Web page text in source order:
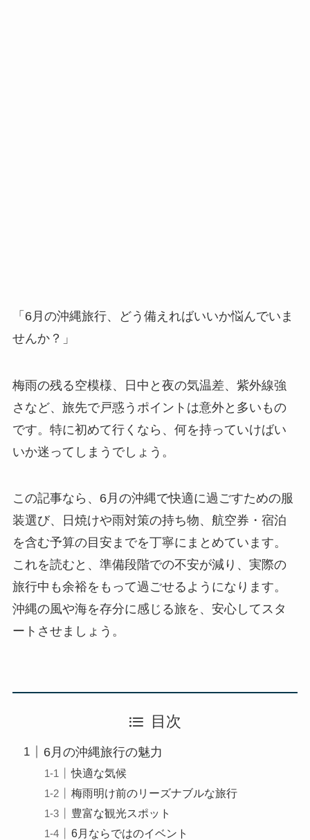
「6月の沖縄旅行、どう備えればいいか悩んでいま
せんか？」
梅雨の残る空模様、日中と夜の気温差、紫外線強
さなど、旅先で戸惑うポイントは意外と多いもの
です。特に初めて行くなら、何を持っていけばい
いか迷ってしまうでしょう。
この記事なら、6月の沖縄で快適に過ごすための服
装選び、日焼けや雨対策の持ち物、航空券・宿泊
を含む予算の目安までを丁寧にまとめています。
これを読むと、準備段階での不安が減り、実際の
旅行中も余裕をもって過ごせるようになります。
沖縄の風や海を存分に感じる旅を、安心してスタ
ートさせましょう。
目次
6月の沖縄旅行の魅力
快適な気候
梅雨明け前のリーズナブルな旅行
豊富な観光スポット
6月ならではのイベント